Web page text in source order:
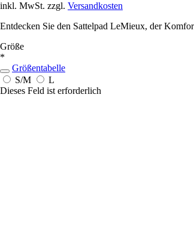
inkl. MwSt. zzgl. Versandkosten
Entdecken Sie den Sattelpad LeMieux, der
Größe
*
Größentabelle
S/M
L
Dieses Feld ist erforderlich